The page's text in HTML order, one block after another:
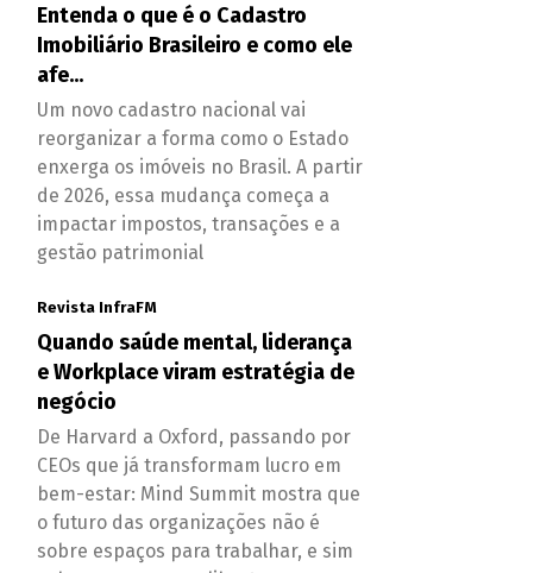
Entenda o que é o Cadastro
Imobiliário Brasileiro e como ele
afe...
Um novo cadastro nacional vai
reorganizar a forma como o Estado
enxerga os imóveis no Brasil. A partir
de 2026, essa mudança começa a
impactar impostos, transações e a
gestão patrimonial
Revista InfraFM
Quando saúde mental, liderança
e Workplace viram estratégia de
negócio
De Harvard a Oxford, passando por
CEOs que já transformam lucro em
bem-estar: Mind Summit mostra que
o futuro das organizações não é
sobre espaços para trabalhar, e sim